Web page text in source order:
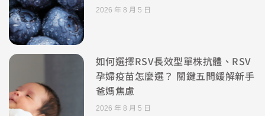
2026 年 8 月 5 日
如何選擇RSV長效型單株抗體、RSV
孕婦疫苗怎麼選？ 關鍵五問緩解新手
爸媽焦慮
2026 年 8 月 5 日